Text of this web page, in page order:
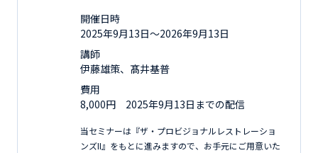
開催日時
2025年9月13日〜2026年9月13日
講師
伊藤雄策、髙井基普
費用
8,000円 2025年9月13日までの配信
当セミナーは『ザ・プロビジョナルレストレーショ
ンズII』をもとに進みますので、お手元にご用意いた